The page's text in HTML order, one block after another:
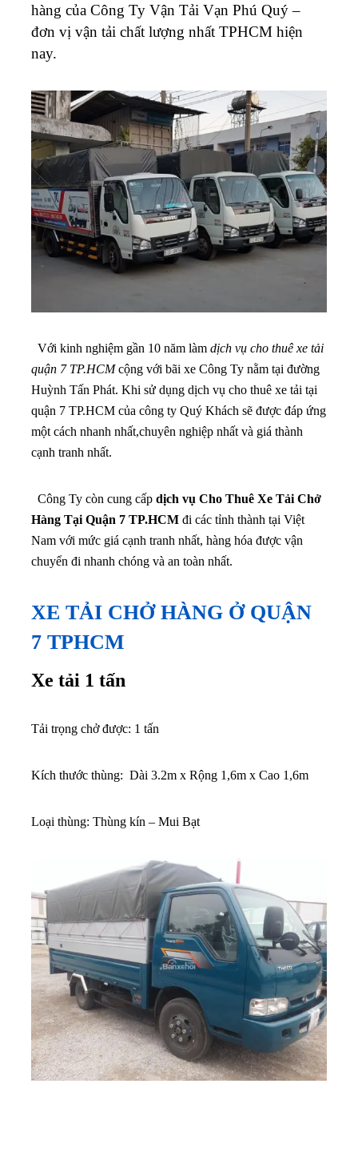
hàng của Công Ty Vận Tải Vạn Phú Quý –
đơn vị vận tải chất lượng nhất TPHCM hiện
nay.
Với kinh nghiệm gần 10 năm làm dịch vụ cho thuê xe tải
quận 7 TP.HCMcộng với bãi xe Công Ty nằm tại đường
Huỳnh Tấn Phát. Khi sử dụng dịch vụ cho thuê xe tải tại
quận 7 TP.HCM của công ty Quý Khách sẽ được đáp ứng
một cách nhanh nhất,chuyên nghiệp nhất và giá thành
cạnh tranh nhất.
Công Ty còn cung cấp dịch vụ Cho Thuê Xe Tải Chở
Hàng Tại Quận 7 TP.HCM đi các tỉnh thành tại Việt
Nam với mức giá cạnh tranh nhất, hàng hóa được vận
chuyển đi nhanh chóng và an toàn nhất.
XE TẢI CHỞ HÀNG Ở QUẬN
7 TPHCM
Xe tải 1 tấn
Tải trọng chở được: 1 tấn
Kích thước thùng: Dài 3.2m x Rộng 1,6m x Cao 1,6m
Loại thùng: Thùng kín – Mui Bạt